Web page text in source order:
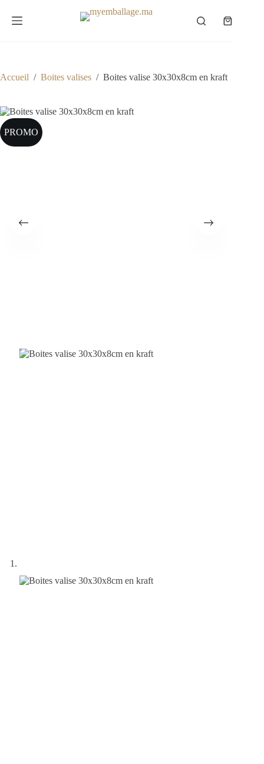
contenu
Panier
Accueil / Boites valises / Boites valise 30x30x8cm en kraft
PROMO